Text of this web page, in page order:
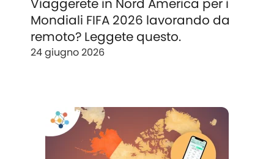
Viaggerete in Nord America per i
Mondiali FIFA 2026 lavorando da
remoto? Leggete questo.
24 giugno 2026